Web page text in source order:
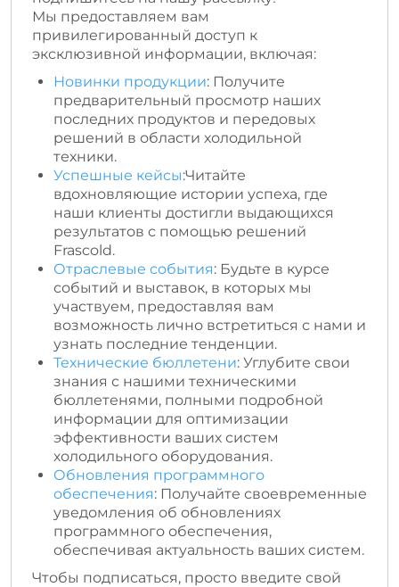
Мы предоставляем вам
привилегированный доступ к
эксклюзивной информации, включая:
Новинки продукции: Получите
предварительный просмотр наших
последних продуктов и передовых
решений в области холодильной
техники.
Успешные кейсы:Читайте
вдохновляющие истории успеха, где
наши клиенты достигли выдающихся
результатов с помощью решений
Frascold.
Отраслевые события: Будьте в курсе
событий и выставок, в которых мы
участвуем, предоставляя вам
возможность лично встретиться с нами и
узнать последние тенденции.
Технические бюллетени: Углубите свои
знания с нашими техническими
бюллетенями, полными подробной
информации для оптимизации
эффективности ваших систем
холодильного оборудования.
Обновления программного
обеспечения: Получайте своевременные
уведомления об обновлениях
программного обеспечения,
обеспечивая актуальность ваших систем.
Чтобы подписаться, просто введите свой